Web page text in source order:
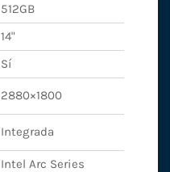
512GB
14"
Sí
2880×1800
Integrada
Intel Arc Series